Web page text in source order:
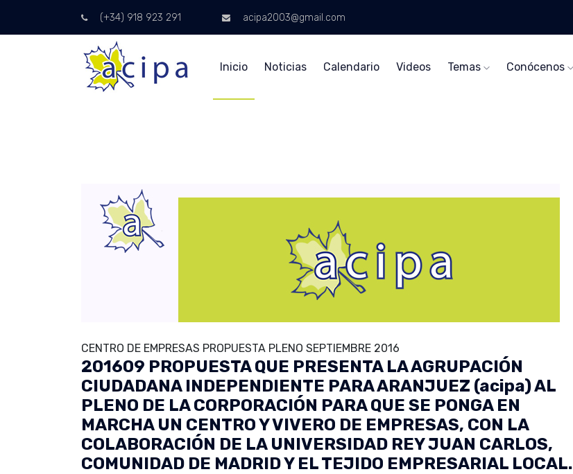
(+34) 918 923 291 acipa2003@gmail.com
Inicio Noticias Calendario Videos Temas Conócenos
CENTRO DE EMPRESAS PROPUESTA PLENO SEPTIEMBRE 2016
201609 PROPUESTA QUE PRESENTA LA AGRUPACIÓN
CIUDADANA INDEPENDIENTE PARA ARANJUEZ (acipa) AL
PLENO DE LA CORPORACIÓN PARA QUE SE PONGA EN
MARCHA UN CENTRO Y VIVERO DE EMPRESAS, CON LA
COLABORACIÓN DE LA UNIVERSIDAD REY JUAN CARLOS,
COMUNIDAD DE MADRID Y EL TEJIDO EMPRESARIAL LOCAL.